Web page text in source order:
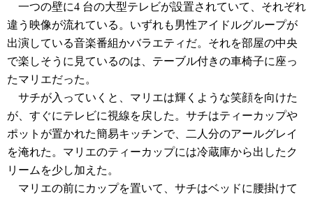
一つの壁に4 台の大型テレビが設置されていて、それぞれ
違う映像が流れている。いずれも男性アイドルグループが
出演している音楽番組かバラエティだ。それを部屋の中央
で楽しそうに見ているのは、テーブル付きの車椅子に座っ
たマリエだった。
サチが入っていくと、マリエは輝くような笑顔を向けた
が、すぐにテレビに視線を戻した。サチはティーカップや
ポットが置かれた簡易キッチンで、二人分のアールグレイ
を淹れた。マリエのティーカップには冷蔵庫から出したク
リームを少し加えた。
マリエの前にカップを置いて、サチはベッドに腰掛けて